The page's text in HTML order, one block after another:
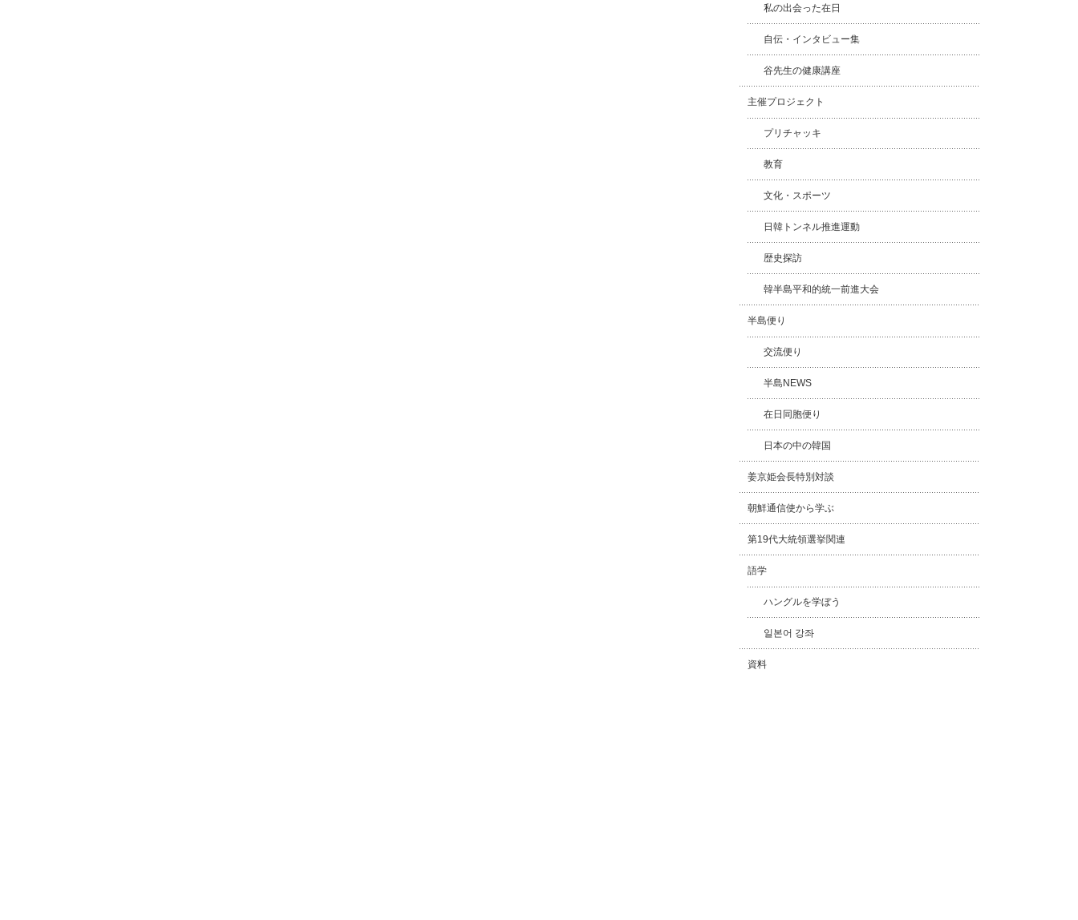
私の出会った在日
自伝・インタビュー集
谷先生の健康講座
主催プロジェクト
プリチャッキ
教育
文化・スポーツ
日韓トンネル推進運動
歴史探訪
韓半島平和的統一前進大会
半島便り
交流便り
半島NEWS
在日同胞便り
日本の中の韓国
姜京姫会長特別対談
朝鮮通信使から学ぶ
第19代大統領選挙関連
語学
ハングルを学ぼう
일본어 강좌
資料